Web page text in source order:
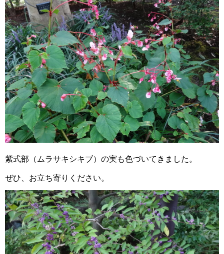
紫式部（ムラサキシキブ）の実も色づいてきました。
ぜひ、お立ち寄りください。